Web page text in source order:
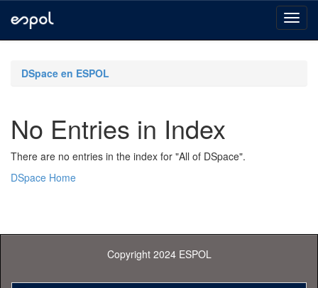
navigationDSpace en ESPOL
No Entries in Index
There are no entries in the index for "All of DSpace".
DSpace Home
Copyright 2024 ESPOL